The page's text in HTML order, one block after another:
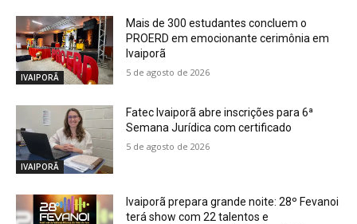
IVAIPORÃ
Mais de 300 estudantes concluem o
PROERD em emocionante cerimônia em
Ivaiporã
5 de agosto de 2026
IVAIPORÃ
Fatec Ivaiporã abre inscrições para 6ª
Semana Jurídica com certificado
5 de agosto de 2026
Ivaiporã prepara grande noite: 28º Fevanoi
terá show com 22 talentos e